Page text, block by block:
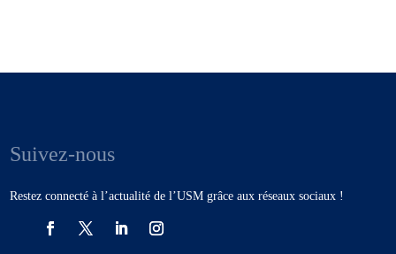
Suivez-nous
Restez connecté à l’actualité de l’USM grâce aux réseaux sociaux !